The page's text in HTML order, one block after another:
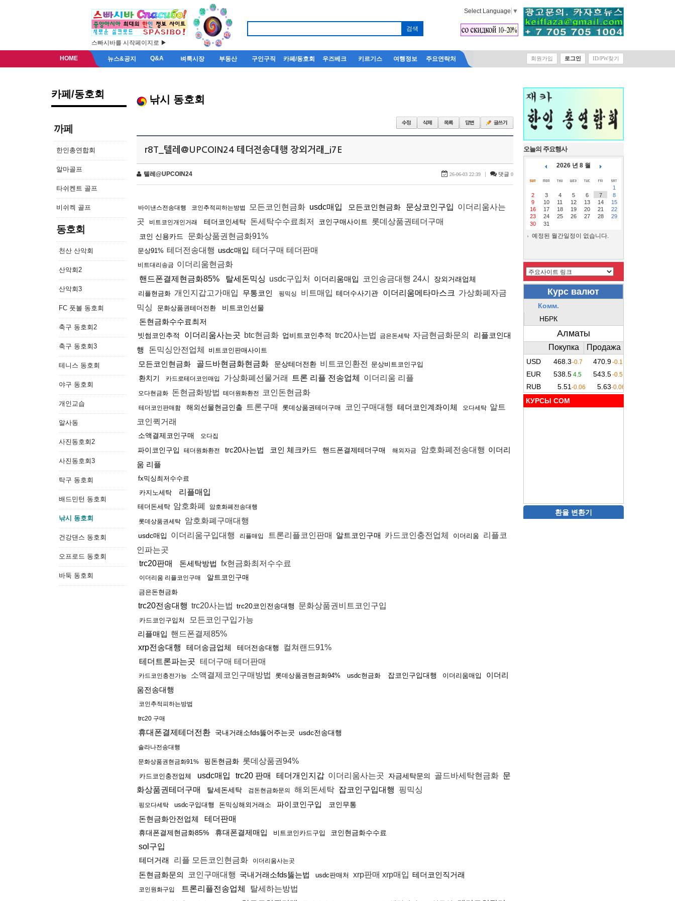
스빠시바를 시작페이지로 ▶
Select Language ▼
HOME 뉴스&공지 Q&A 벼룩시장 부동산 구인구직 카페/동호회 우즈베크 키르기스 여행정보 주요연락처 회원가입 로그인 ID/PW찾기
카페/동호회
까페
한인총연합회
알마골프
타쉬켄트 골프
비쉬켁 골프
동호회
천산 산악회
산악회2
산악회3
FC 풋볼 동호회
축구 동호회2
축구 동호회3
테니스 동호회
야구 동호회
개인교습
알사동
사진동호회2
사진동호회3
탁구 동호회
배드민턴 동호회
낚시 동호회
건강댄스 동호회
오프로드 동호회
바둑 동호회
낚시 동호회
r8T_텔레@UPCOIN24 테더전송대행 장외거래_i7E
텔레@UPCOIN24 26-06-03 22:39 | 댓글 0
바이낸스전송대행 코인추적피하는방법 모든코인현금화 usdc매입 모든코인현금화 문상코인구입 이더리움사는
곳
비트코인개인거래 테더코인세탁 돈세탁수수료최저 코인구매사이트 롯데상품권테더구매
코인 신용카드 문화상품권현금화91%
문상91% 테더전송대행 usdc매입 테더구매 테더판매
비트대리송금 이더리움현금화
핸드폰결제현금화85%
탈세돈믹싱 usdc구입처 이더리움매입 코인송금대행 24시 장외거래업체
리플현금화 개인지갑고가매입 무통코인 핑믹싱 비트매입 테더수사기관 이더리움메타마스크 가상화폐자금
믹싱
문화상품권테더전환 비트코인선물
돈현금화수수료최저
빗썸코인추적 이더리움사는곳 btc현금화 업비트코인추적 trc20사는법 금은돈세탁 자금현금화문의
리플코인대
행
돈믹싱안전업체 비트코인판매사이트
모든코인현금화 골드바현금화현금화 문상테더전환 비트코인환전 문상비트코인구입
환치기 카드로테더코인매입 가상화폐선물거래 트론 리플 전송업체 이더리움 리플
오다현금화 돈현금화방법 테더원화환전 코인돈현금화
테더코인판매함 해외선물현금인출 트론구매 롯데상품권테더구매 코인구매대행 테더코인계좌이체 오다세탁 알트
코인퀵거래
소액결제코인구매 오다집
파이코인구입 테더원화환전 trc20사는법 코인 체크카드 핸드폰결제테더구매 해외자금 암호화폐전송대행 이더리
움 리플
fx믹싱최저수수료
카지노세탁
리플매입
테더돈세탁 암호화폐 암호화폐전송대행
롯데상품권세탁 암호화폐구매대행
usdc매입 이더리움구입대행 리플매입 트론리플코인판매 알트코인구매 카드코인충전업체 이더리움
리플코
인파는곳
trc20판매
돈세탁방법 fx현금화최저수수료
이더리움 리플코인구매 알트코인구매
금은돈현금화
trc20전송대행 trc20사는법 trc20코인전송대행 문화상품권비트코인구입
카드코인구입처
모든코인구입가능
리플매입 핸드폰결제85%
xrp전송대행
테더송금업체 테더전송대행
컬쳐랜드91%
테더트론파는곳 테더구매 테더판매
카드코인충전가능 소액결제코인구매방법 롯데상품권현금화94% usdc현금화 잡코인구입대행 이더리움매입
이더리
움전송대행
코인추적피하는방법
trc20 구매
휴대폰결제테더전환 국내거래소fds뚫어주는곳 usdc전송대행
솔라나전송대행
문화상품권현금화91% 핑돈현금화 롯데상품권94%
카드코인충전업체 usdc매입 trc20 판매 테더개인지갑 이더리움사는곳 자금세탁문의 골드바세탁현금화 문
화상품권테더구매
탈세돈세탁 검돈현금화문의 해외돈세탁 잡코인구입대행 핑믹싱
핑오다세탁 usdc구입대행 돈믹싱해외거래소 파이코인구입 코인무통
돈현금화안전업체 테더판매
휴대폰결제현금화85% 휴대폰결제매입 비트코인카드구입 코인현금화수수료
sol구입
테더거래
리플 모든코인현금화 이더리움사는곳
돈현금화문의 코인구매대행 국내거래소fds뚫는법 usdc판매처 xrp판매 xrp매입 테더코인직거래
코인원화구입 트론리플전송업체 탈세하는방법
오늘의 주요행사
2026 년 8 월
1
2
3 4 5 6 7
8
9
10 11 12 13 14
15
16
17 18 19 20 21
22
23
24 25 26 27 28
29
30
31
예정된 월간일정이 없습니다.
КУРСЫ COM
환율 변환기